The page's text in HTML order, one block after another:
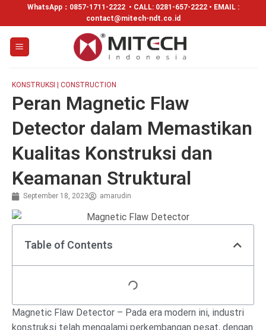
WhatsApp： 0857-1711-2222 • CALL: 0281-657-2222 • EMAIL :
contact@mitech-ndt.co.id
KONSTRUKSI | CONSTRUCTION
Peran Magnetic Flaw
Detector dalam Memastikan
Kualitas Konstruksi dan
Keamanan Struktural
September 18, 2023 amarudin
Table of Contents
Magnetic Flaw Detector – Pada era modern ini, industri
konstruksi telah mengalami perkembangan pesat, dengan